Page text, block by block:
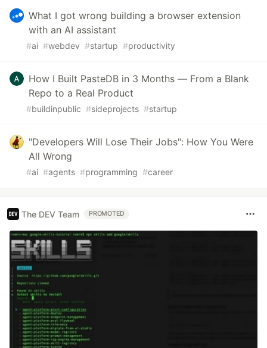
What I got wrong building a browser extension
with an AI assistant
#ai #webdev #startup #productivity
How I Built PasteDB in 3 Months — From a Blank
Repo to a Real Product
#buildinpublic #sideprojects #startup
"Developers Will Lose Their Jobs": How You Were
All Wrong
#ai #agents #programming #career
The DEV Team PROMOTED